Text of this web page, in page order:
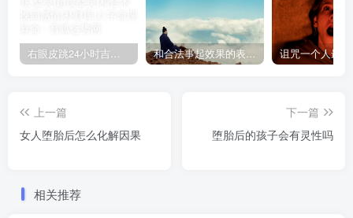
右眼皮跳24小时吉凶预兆 和合法事起效果的表现，出现这些就要留意了
上一篇
女人堕胎后怎么化解因果
下一篇
堕胎后的孩子会有灵性吗
相关推荐